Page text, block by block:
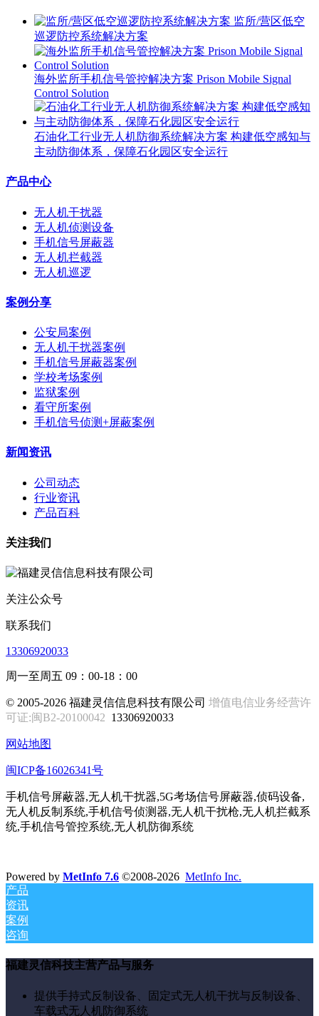
监所/营区低空
巡逻防控系统解决方案
海外监所手机信号管控解决方案 Prison Mobile Signal
Control Solution
石油化工行业无人机防御系统解决方案 构建低空感知与
主动防御体系，保障石化园区安全运行
产品中心
无人机干扰器
无人机侦测设备
手机信号屏蔽器
无人机拦截器
无人机巡逻
案例分享
公安局案例
无人机干扰器案例
手机信号屏蔽器案例
学校考场案例
监狱案例
看守所案例
手机信号侦测+屏蔽案例
新闻资讯
公司动态
行业资讯
产品百科
关注我们
关注公众号
联系我们
13306920033
周一至周五 09：00-18：00
© 2005-2026 福建灵信信息科技有限公司 增值电信业务经营许
可证:闽B2-20100042 13306920033
网站地图
闽ICP备16026341号
手机信号屏蔽器,无人机干扰器,5G考场信号屏蔽器,侦码设备,
无人机反制系统,手机信号侦测器,无人机干扰枪,无人机拦截系
统,手机信号管控系统,无人机防御系统
Powered by MetInfo 7.6 ©2008-2026 MetInfo Inc.
产品
资讯
案例
咨询
福建灵信科技主营产品与服务
提供手持式反制设备、固定式无人机干扰与反制设备、
车载式无人机防御系统